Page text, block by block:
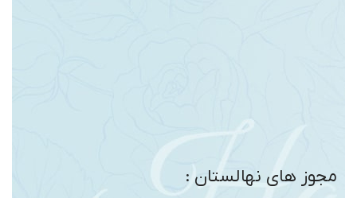
مجوز های نهالستان :